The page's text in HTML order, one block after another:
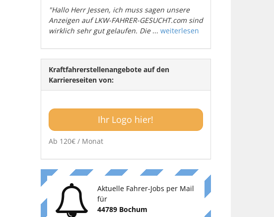
"Hallo Herr Jessen, ich muss sagen unsere
Anzeigen auf LKW-FAHRER-GESUCHT.com sind
wirklich sehr gut gelaufen. Die... weiterlesen
Kraftfahrerstellenangebote auf den
Karriereseiten von:
Ihr Logo hier!
Ab 120€ / Monat
Aktuelle Fahrer-Jobs per Mail
für
44789 Bochum